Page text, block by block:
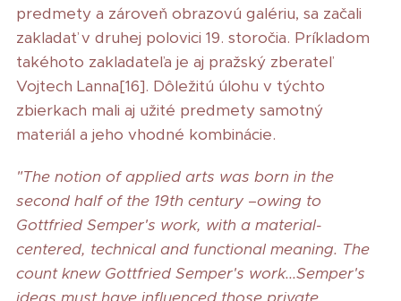
predmety a zároveň obrazovú galériu, sa začali
zakladať v druhej polovici 19. storočia. Príkladom
takéhoto zakladateľa je aj pražský zberateľ
Vojtech Lanna[16]. Dôležitú úlohu v týchto
zbierkach mali aj užité predmety samotný
materiál a jeho vhodné kombinácie.
"The notion of applied arts was born in the
second half of the 19th century –owing to
Gottfried Semper's work, with a material-
centered, technical and functional meaning. The
count knew Gottfried Semper's work...Semper's